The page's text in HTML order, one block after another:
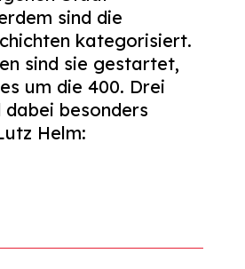
sind die
kategorisiert.
sind sie gestartet,
um die 400. Drei
besonders
Helm: